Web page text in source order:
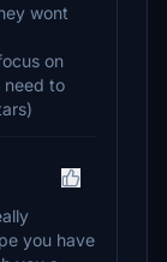
wont
on
need to
you have